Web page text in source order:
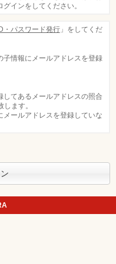
インをしてください。
ID・パスワード発行」をしてくだ
子情報にメールアドレスを登録
てあるメールアドレスの照合
ます。
メールアドレスを登録していな
ン 静岡
関西
全国TOP